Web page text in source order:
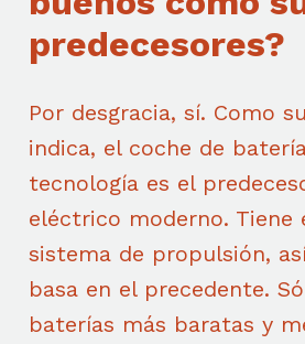
predecesores?
Por desgracia, sí. Como
indica, el coche de
tecnología es el
eléctrico moderno. Tiene
sistema de propulsión,
basa en el precedente.
baterías más baratas y